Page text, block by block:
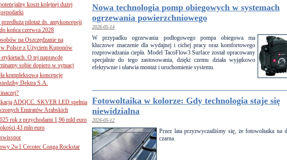
Nowa technologia pomp obiegowych w systemach
ogrzewania powierzchniowego
2026-05-14
W przypadku ogrzewania podłogowego pompa obiegowa ma
kluczowe znaczenie dla wydajnej i cichej pracy oraz komfortowego
rozprowadzania ciepła. Model TacoFlow3 Surface został opracowany
specjalnie do tego zastosowania, dzięki czemu działa wyjątkowo
efektywnie i ułatwia montaż i uruchomienie systemu.
Fotowoltaika w kolorze: Gdy technologia staje się
niewidzialna
2026-05-12
Przez lata przyzwyczailiśmy się, że fotowoltaika na
czarna.
koszt kolejnej dużej
pilotaż ds. antykoncepcji
końca czerwca 2028
na Oszczędzanie na
Polsce z Użyciem Kuponów
O tej naprawdę
sobie dopiero w sytuacj
kompleksową koncepcję
Dektra S.A.
ADQCC. SKVER LED spełnia
Emiratów Arabskich
rok z przychodami 1,96 mld euro
43 mln euro
2w1 Cecotec Conga Rockstar